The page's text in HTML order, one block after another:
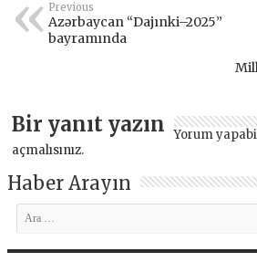
Previous
Azərbaycan “Dajınki–2025”
bayramında
Bir yanıt yazın Yorum
açmalısınız.
Haber Arayın